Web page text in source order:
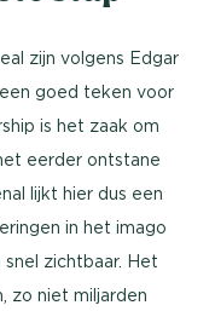
zijn volgens Edgar
goed teken voor
is het zaak om
eerder ontstane
lijkt hier dus een
in het imago
zichtbaar. Het
zo niet miljarden